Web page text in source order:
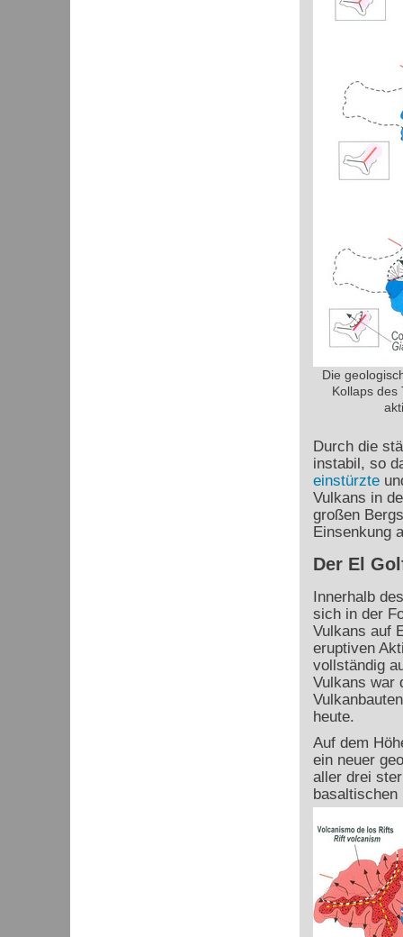
Die
Kollaps des
Durch die
instabil, so
einstürzte
Vulkans in
großen
Einsenkung
Der El
Innerhalb
sich in der
Vulkans auf
eruptiven
vollständig
Vulkans war
heute.
Auf dem
ein neuer
aller drei
basaltischen